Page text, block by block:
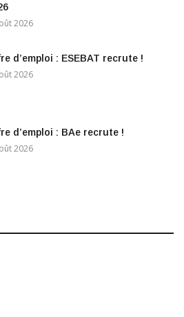
2026
d’emploi : ESEBAT recrute !
2026
d’emploi : BAe recrute !
2026